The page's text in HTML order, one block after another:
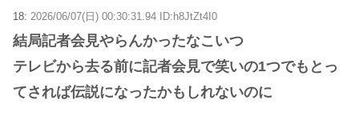
18: 2026/06/07(日) 00:30:31.94 ID:h8JtZt4I0
結局記者会見やらんかったなこいつ
テレビから去る前に記者会見で笑いの1つでもとっ
てされば伝説になったかもしれないのに